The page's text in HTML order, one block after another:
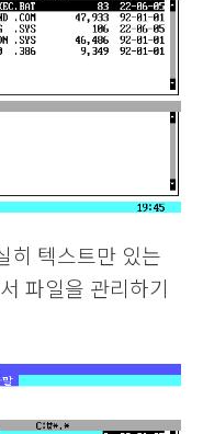
히 텍스트만 있는
파일을 관리하기